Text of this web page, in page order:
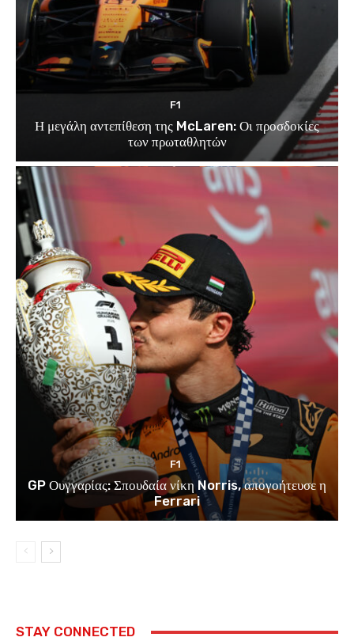
F1
Η μεγάλη αντεπίθεση της McLaren: Οι προσδοκίες
των πρωταθλητών
F1
GP Ουγγαρίας: Σπουδαία νίκη Norris, απογοήτευσε η
Ferrari
STAY CONNECTED